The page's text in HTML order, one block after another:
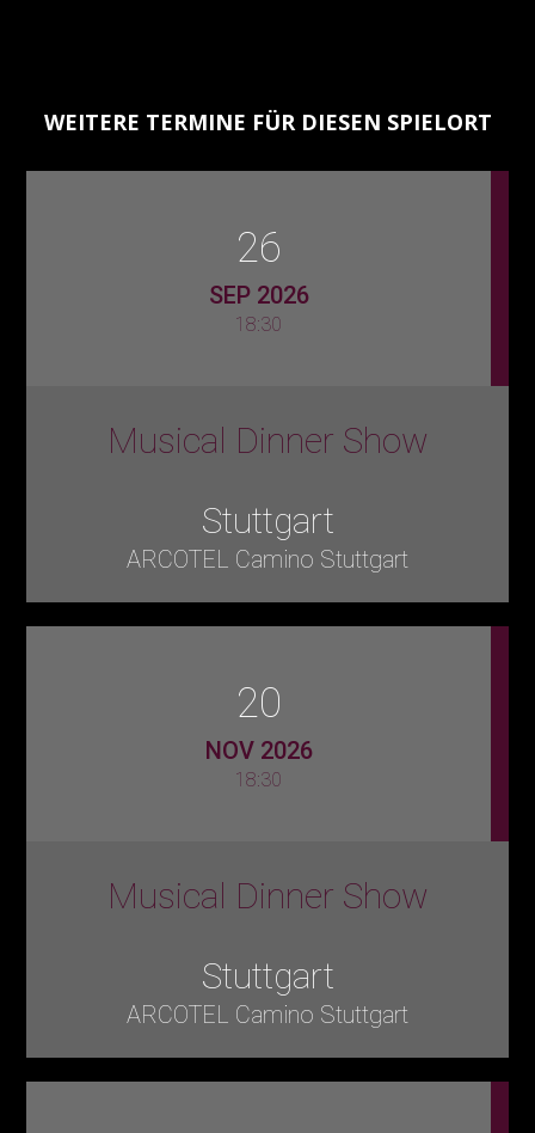
WEITERE TERMINE FÜR DIESEN SPIELORT
26
SEP 2026
18:30
Musical Dinner Show
Stuttgart
ARCOTEL Camino Stuttgart
20
NOV 2026
18:30
Musical Dinner Show
Stuttgart
ARCOTEL Camino Stuttgart